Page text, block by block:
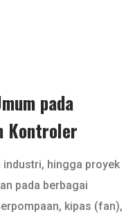
pada
Kontroler
hingga proyek
pada berbagai
kipas (fan),